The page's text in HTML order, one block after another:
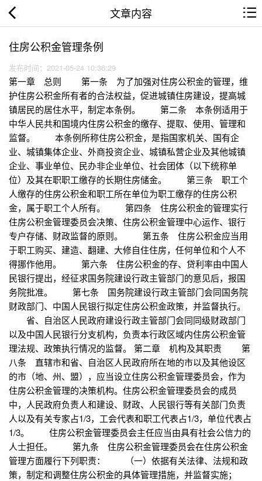
文章内容
住房公积金管理条例
发布时间：2021-05-24 10:36:29
第一章 总则 第一条 为了加强对住房公积金的管理，维
护住房公积金所有者的合法权益，促进城镇住房建设，提高城
镇居民的居住水平，制定本条例。 第二条 本条例适用于
中华人民共和国境内住房公积金的缴存、提取、使用、管理和
监督。 本条例所称住房公积金，是指国家机关、国有企
业、城镇集体企业、外商投资企业、城镇私营企业及其他城镇
企业、事业单位、民办非企业单位、社会团体（以下统称单
位）及其在职职工缴存的长期住房储金。 第三条 职工个
人缴存的住房公积金和职工所在单位为职工缴存的住房公积
金，属于职工个人所有。 第四条 住房公积金的管理实行
住房公积金管理委员会决策、住房公积金管理中心运作、银行
专户存储、财政监督的原则。 第五条 住房公积金应当用
于职工购买、建造、翻建、大修自住住房，任何单位和个人不
得挪作他用。 第六条 住房公积金的存、贷利率由中国人
民银行提出，经征求国务院建设行政主管部门的意见后，报国
务院批准。 第七条 国务院建设行政主管部门会同国务院
财政部门、中国人民银行拟定住房公积金政策，并监督执行。
省、自治区人民政府建设行政主管部门会同同级财政部门
以及中国人民银行分支机构，负责本行政区域内住房公积金管
理法规、政策执行情况的监督。 第二章 机构及其职责 第
八条 直辖市和省、自治区人民政府所在地的市以及其他设区
的市（地、州、盟），应当设立住房公积金管理委员会，作为
住房公积金管理的决策机构。住房公积金管理委员会的成员
中，人民政府负责人和建设、财政、人民银行等有关部门负责
人以及有关专家占1/3，工会代表和职工代表占1/3，单位代表占
1/3。 住房公积金管理委员会主任应当由具有社会公信力的
人士担任。 第九条 住房公积金管理委员会在住房公积金
管理方面履行下列职责： （一）依据有关法律、法规和政
策，制定和调整住房公积金的具体管理措施，并监督实施；